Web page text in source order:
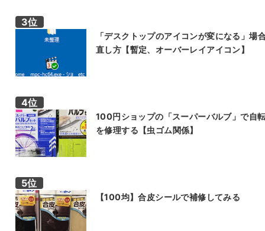
「デスクトップのアイコンが変になる」場
直し方【暫定、オーバーレイアイコン】
100円ショップの「スーパーバルブ」で自
を修理する【虫ゴム関係】
【100均】合皮シールで補修してみる